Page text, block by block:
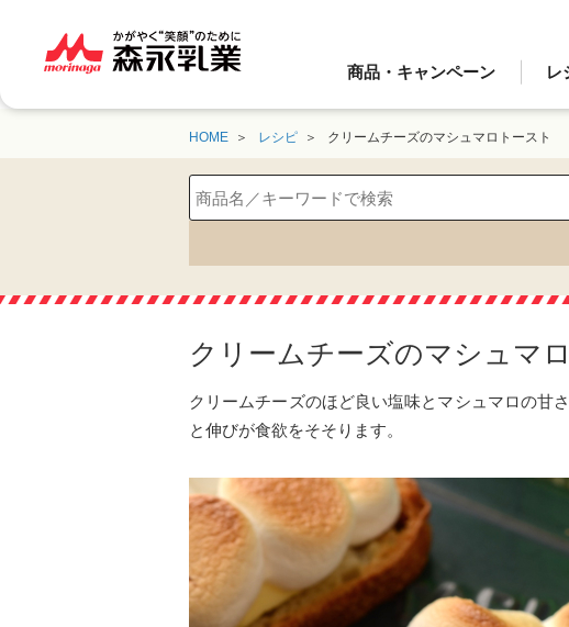
商品・キャンペーン レ
HOME レシピ クリームチーズのマシュマロトースト
クリームチーズのマシュマ
クリームチーズのほど良い塩味とマシュマロの甘
と伸びが食欲をそそります。